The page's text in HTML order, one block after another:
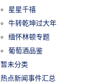
星星千禧
牛转乾坤过大年
缅怀林顿专题
葡萄酒品鉴
暂未分类
热点新闻事件汇总